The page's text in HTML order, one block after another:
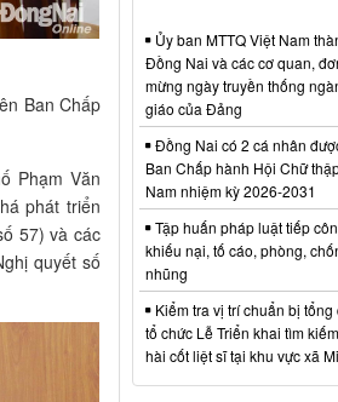
Ban Chấp
Phạm Văn
phát triển
57) và các
quyết số
Ủy ban MTTQ Việt Nam
Đồng Nai và các cơ quan,
mừng ngày truyền thống
giáo của Đảng
Đồng Nai có 2 cá nhân
Ban Chấp hành Hội Chữ
Nam nhiệm kỳ 2026-2031
Tập huấn pháp luật tiếp
khiếu nại, tố cáo, phòng,
nhũng
Kiểm tra vị trí chuẩn bị tổng
tổ chức Lễ Triển khai tìm
hài cốt liệt sĩ tại khu vực xã